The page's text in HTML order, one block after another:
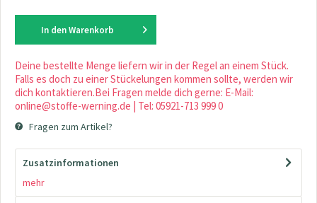
In den Warenkorb
Deine bestellte Menge liefern wir in der Regel an einem Stück.
Falls es doch zu einer Stückelungen kommen sollte, werden wir
dich kontaktieren.Bei Fragen melde dich gerne: E-Mail:
online@stoffe-werning.de | Tel: 05921-713 999 0
Fragen zum Artikel?
Zusatzinformationen
mehr